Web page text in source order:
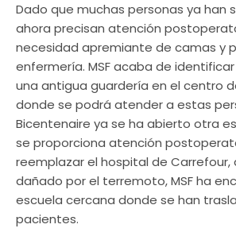
Dado que muchas personas ya han
ahora precisan atención
necesidad apremiante de camas y
enfermería. MSF acaba de
una antigua guardería en el centro
donde se podrá atender a estas
Bicentenaire ya se ha abierto otra
se proporciona atención
reemplazar el hospital de Carrefour,
dañado por el terremoto, MSF ha
escuela cercana donde se han
pacientes.